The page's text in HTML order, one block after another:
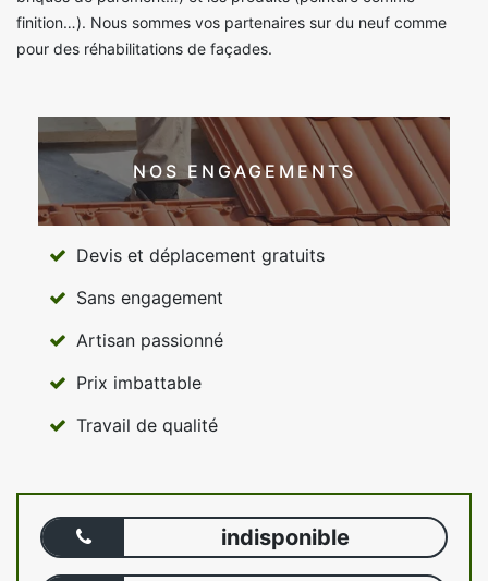
finition…). Nous sommes vos partenaires sur du neuf comme
pour des réhabilitations de façades.
NOS ENGAGEMENTS
Devis et déplacement gratuits
Sans engagement
Artisan passionné
Prix imbattable
Travail de qualité
indisponible